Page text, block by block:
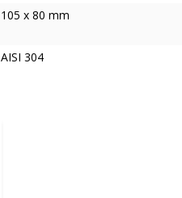
105 x 80 mm
AISI 304